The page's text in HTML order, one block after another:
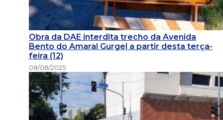
Obra da DAE interdita trecho da Avenida
Bento do Amaral Gurgel a partir desta terça-
feira (12)
08/08/2025